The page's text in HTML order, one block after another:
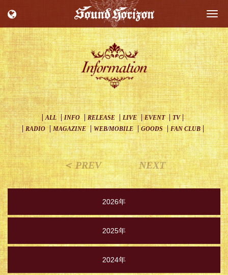
ALL INFO RELEASE LIVE EVENT
TV
RADIO
MAGAZINE WEB/MOBILE GOODS FAN CLUB
＜ PREV NEXT
2026年
2025年
2024年